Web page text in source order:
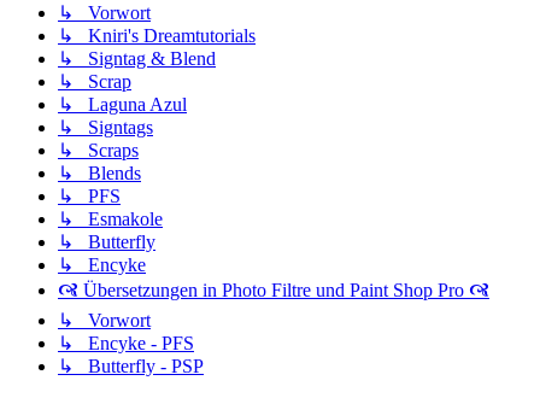
↳ Vorwort
↳ Kniri's Dreamtutorials
↳ Signtag & Blend
↳ Scrap
↳ Laguna Azul
↳ Signtags
↳ Scraps
↳ Blends
↳ PFS
↳ Esmakole
↳ Butterfly
↳ Encyke
🙧 Übersetzungen in Photo Filtre und Paint Shop Pro 🙧
↳ Vorwort
↳ Encyke - PFS
↳ Butterfly - PSP